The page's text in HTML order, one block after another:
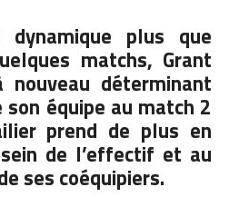
plus que
matchs, Grant
déterminant
équipe au match 2
prend de plus en
de l’effectif et au
ses coéquipiers.